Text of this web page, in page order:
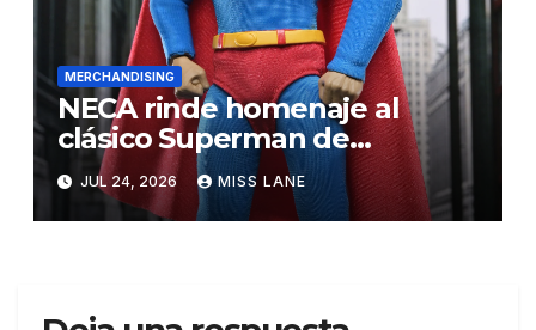
MERCHANDISING
NECA rinde homenaje al
clásico Superman de
Christopher Reeve
JUL 24, 2026 MISS LANE